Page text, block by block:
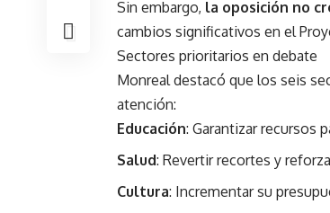
Sin embargo, la oposición no
cambios significativos en el
Sectores prioritarios en debate
Monreal destacó que los seis
atención:
Educación: Garantizar recursos
Salud: Revertir recortes y
Cultura: Incrementar su